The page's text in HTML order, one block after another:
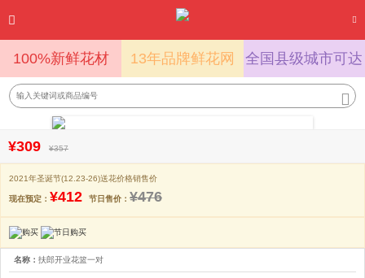
100%新鲜花材 13年品牌鲜花网 全国县级城市可达
¥309 ¥357
2021年圣诞节(12.23-26)送花价格销售价
现在预定： ¥412 节日售价： ¥476
名称： 扶郎开业花篮一对